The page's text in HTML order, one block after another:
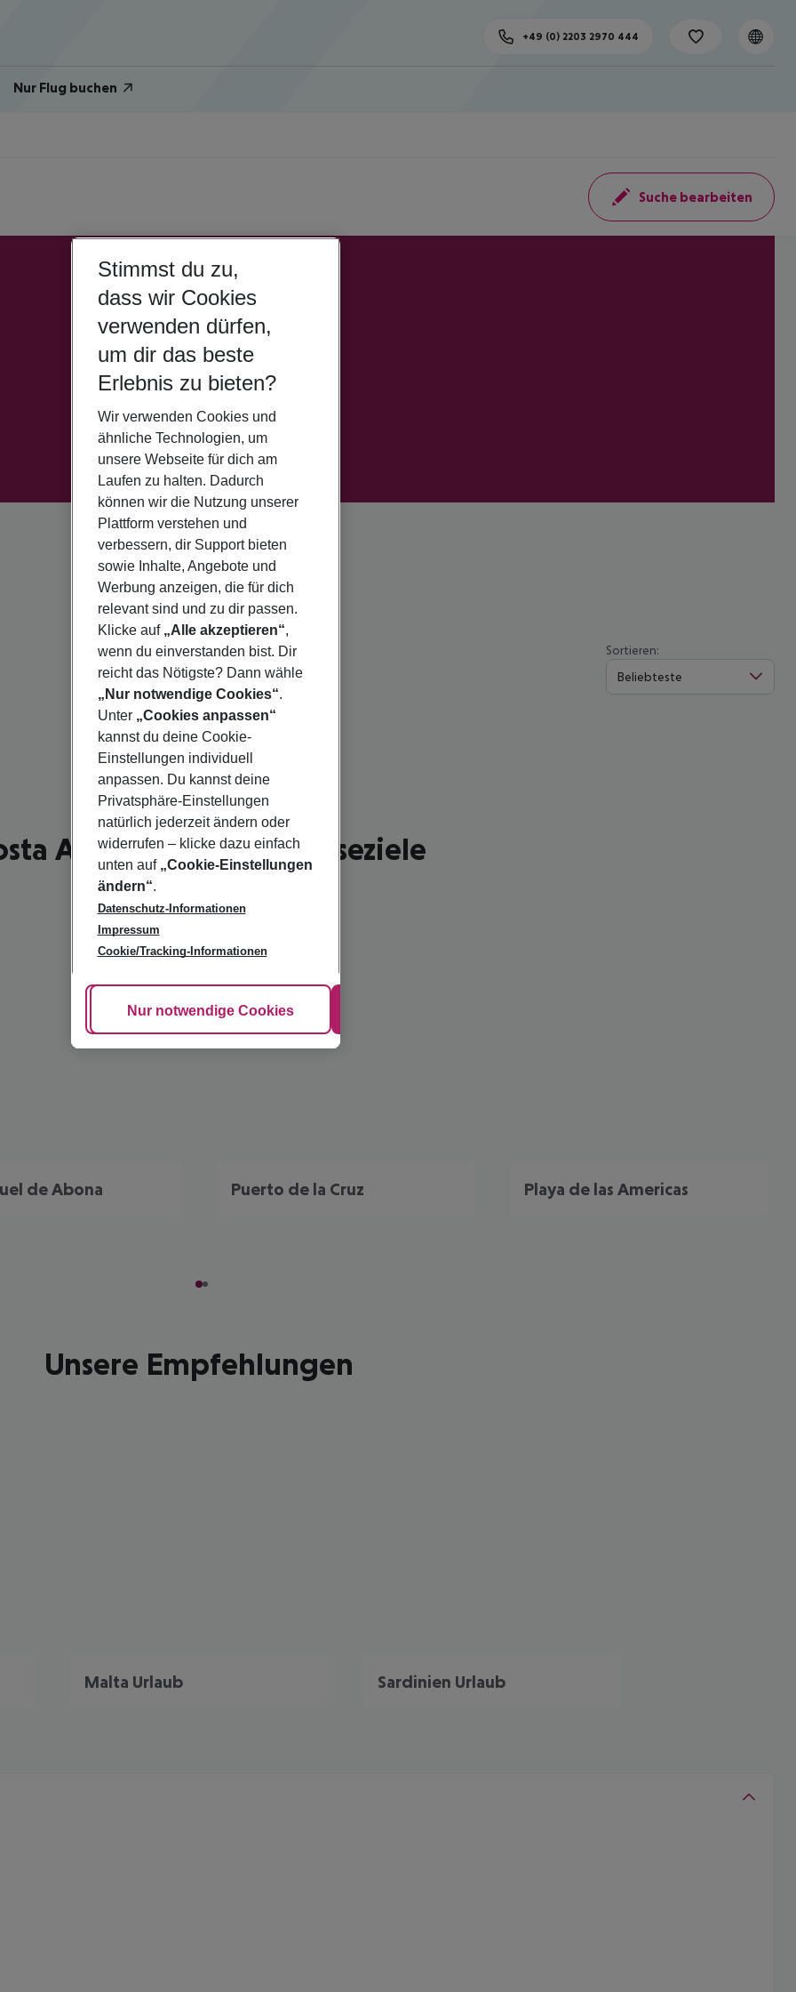
Nur Flug buchen
+49 (0) 2203 2970 444
Suche bearbeiten
Sortieren:
Beliebteste
Adeje - schönste Reiseziele
de Abona Puerto de la Cruz Playa de las Americas
Unsere Empfehlungen
Malta Urlaub Sardinien Urlaub
Stimmst du zu,
dass wir Cookies
verwenden dürfen,
um dir das beste
Erlebnis zu bieten?
Wir verwenden Cookies und
ähnliche Technologien, um
unsere Webseite für dich am
Laufen zu halten. Dadurch
können wir die Nutzung unserer
Plattform verstehen und
verbessern, dir Support bieten
sowie Inhalte, Angebote und
Werbung anzeigen, die für dich
relevant sind und zu dir passen.
Klicke auf „Alle akzeptieren“,
wenn du einverstanden bist. Dir
reicht das Nötigste? Dann wähle
„Nur notwendige Cookies“.
Unter „Cookies anpassen“
kannst du deine Cookie-
Einstellungen individuell
anpassen. Du kannst deine
Privatsphäre-Einstellungen
natürlich jederzeit ändern oder
widerrufen – klicke dazu einfach
unten auf „Cookie-Einstellungen
ändern“.
Datenschutz-Informationen
Impressum
Cookie/Tracking-Informationen
Cookie anpassen
Nur notwendige Cookies